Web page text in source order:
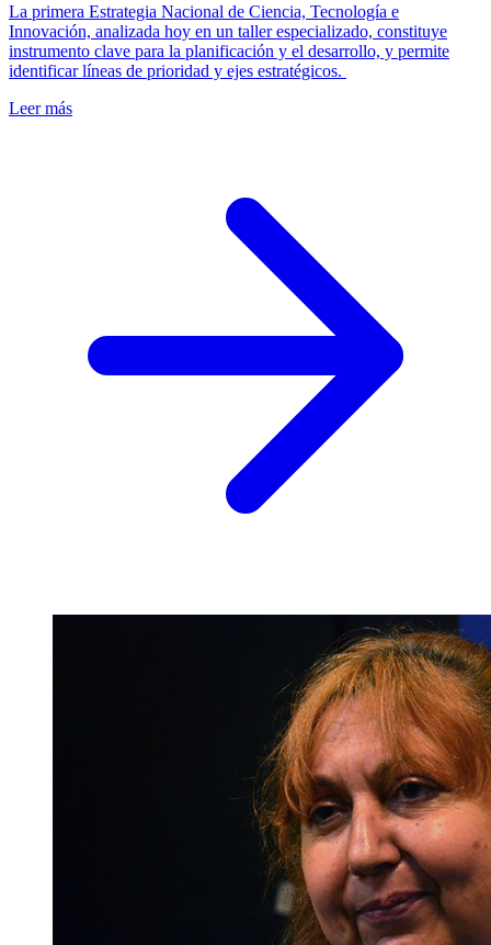
La primera Estrategia Nacional de Ciencia, Tecnología e
Innovación, analizada hoy en un taller especializado, constituye
instrumento clave para la planificación y el desarrollo, y permite
identificar líneas de prioridad y ejes estratégicos.
Leer más